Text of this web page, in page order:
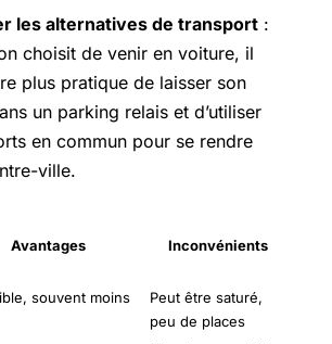
les alternatives de transport :
choisit de venir en voiture, il
plus pratique de laisser son
un parking relais et d’utiliser
en commun pour se rendre
ville.
Avantages Inconvénients
souvent moins
Peut être saturé,
peu de places